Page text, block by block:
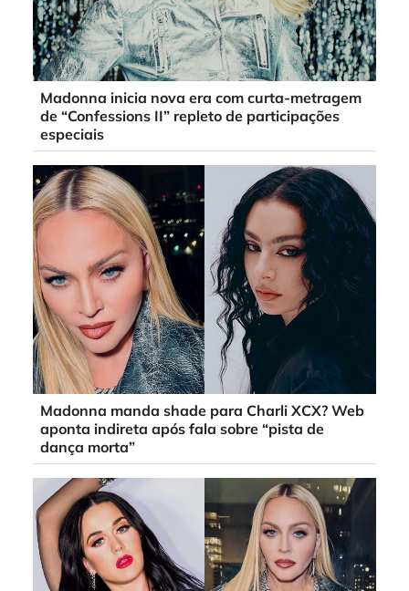
Madonna inicia nova era com curta-metragem
de “Confessions II” repleto de participações
especiais
Madonna manda shade para Charli XCX? Web
aponta indireta após fala sobre “pista de
dança morta”